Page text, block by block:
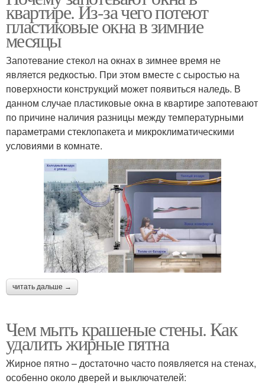
квартире. Из-за чего потеют
пластиковые окна в зимние
месяцы
Запотевание стекол на окнах в зимнее время не
является редкостью. При этом вместе с сыростью на
поверхности конструкций может появиться наледь. В
данном случае пластиковые окна в квартире запотевают
по причине наличия разницы между температурными
параметрами стеклопакета и микроклиматическими
условиями в комнате.
читать дальше →
Чем мыть крашеные стены. Как
удалить жирные пятна
Жирное пятно – достаточно часто появляется на стенах,
особенно около дверей и выключателей: